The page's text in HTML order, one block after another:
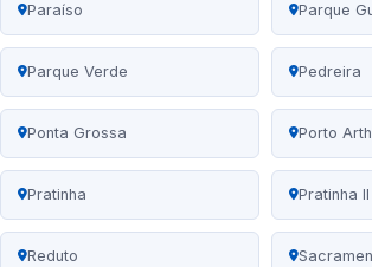
Paraíso Parque
Parque Verde Pedreira
Ponta Grossa Porto
Pratinha Pratinha II
Reduto